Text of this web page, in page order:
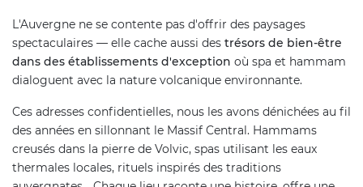
L'Auvergne ne se contente pas d'offrir des paysages
spectaculaires — elle cache aussi des trésors de bien-être
dans des établissements d'exception où spa et hammam
dialoguent avec la nature volcanique environnante.
Ces adresses confidentielles, nous les avons dénichées au fil
des années en sillonnant le Massif Central. Hammams
creusés dans la pierre de Volvic, spas utilisant les eaux
thermales locales, rituels inspirés des traditions